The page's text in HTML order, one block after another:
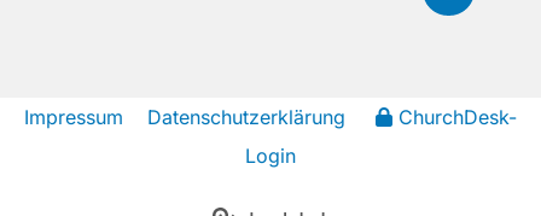
Impressum Datenschutzerklärung
ChurchDesk-
Login